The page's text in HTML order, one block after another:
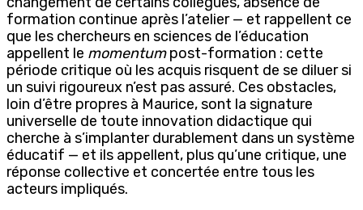
formation continue après l’atelier — et rappellent ce
que les chercheurs en sciences de l’éducation
appellent le momentumpost-formation : cette
période critique où les acquis risquent de se diluer si
un suivi rigoureux n’est pas assuré. Ces obstacles,
loin d’être propres à Maurice, sont la signature
universelle de toute innovation didactique qui
cherche à s’implanter durablement dans un système
éducatif — et ils appellent, plus qu’une critique, une
réponse collective et concertée entre tous les
acteurs impliqués.